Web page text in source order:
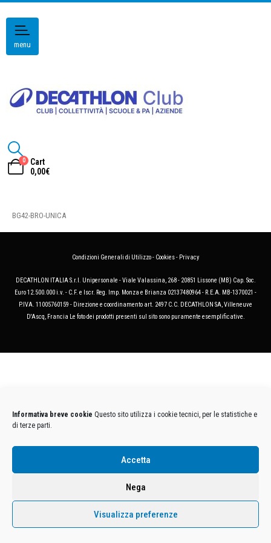
Informativa breve cookie Questo sito utilizza i cookie tecnici, per le statistiche e
di terze parti.
Accetta
Nega
Visualizza preferenze
menu
0
Cart
0,00€
BG42-BRO-UNICA
Condizioni Generali di Utilizzo- Cookies- Privacy
DECATHLON ITALIA S.r.l. Unipersonale - Viale Valassina, 268 - 20851 Lissone (MB) Cap. Soc.
Euro 12.500.000 i.v. - C.F. e Iscr. Reg. Imp. Monza e Brianza 02137480964 - R.E.A. MB-1370021 -
P.IVA. 11005760159 - Direzione e coordinamento art. 2497 C.C. DECATHLON SA, Villeneuve
D'Ascq, Francia Le foto dei prodotti presenti sul sito sono puramente esemplificative.